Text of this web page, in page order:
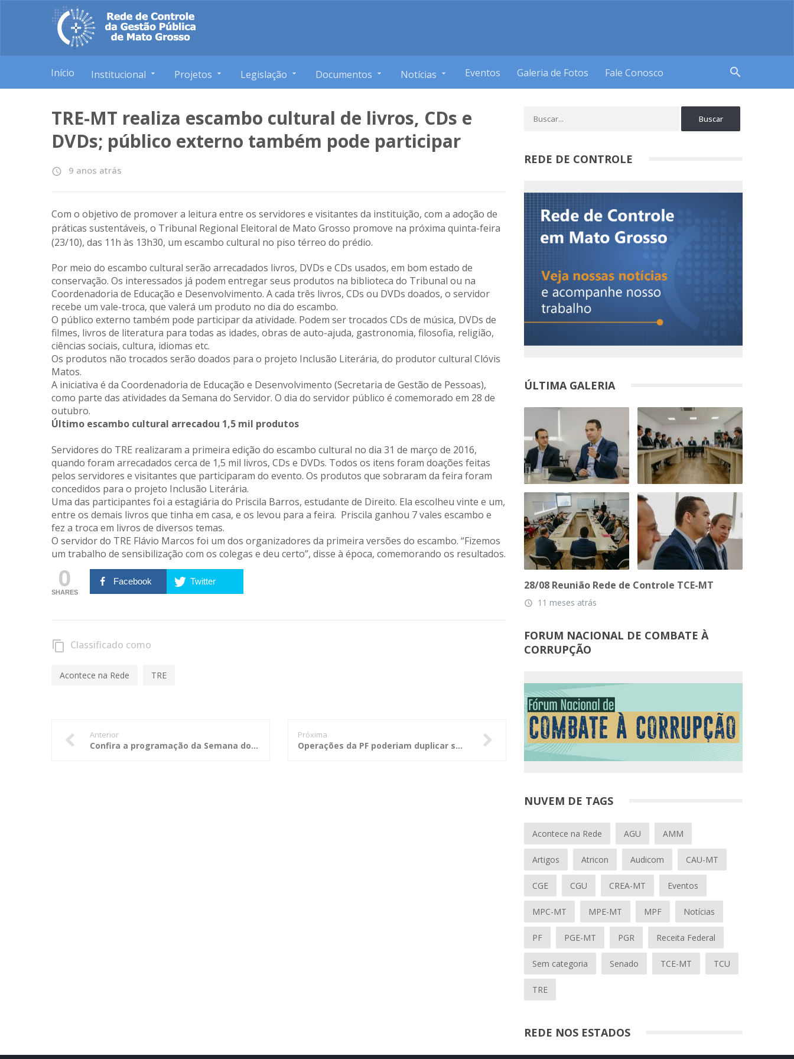
Início Institucional Projetos Legislação Documentos Notícias Eventos Galeria de Fotos Fale Conosco search
TRE-MT realiza escambo cultural de livros, CDs e
DVDs; público externo também pode participar
access_time 9 anos atrás
Com o objetivo de promover a leitura entre os servidores e visitantes da instituição, com a adoção de
práticas sustentáveis, o Tribunal Regional Eleitoral de Mato Grosso promove na próxima quinta-feira
(23/10), das 11h às 13h30, um escambo cultural no piso térreo do prédio.
Por meio do escambo cultural serão arrecadados livros, DVDs e CDs usados, em bom estado de
conservação. Os interessados já podem entregar seus produtos na biblioteca do Tribunal ou na
Coordenadoria de Educação e Desenvolvimento. A cada três livros, CDs ou DVDs doados, o servidor
recebe um vale-troca, que valerá um produto no dia do escambo.
O público externo também pode participar da atividade. Podem ser trocados CDs de música, DVDs de
filmes, livros de literatura para todas as idades, obras de auto-ajuda, gastronomia, filosofia, religião,
ciências sociais, cultura, idiomas etc.
Os produtos não trocados serão doados para o projeto Inclusão Literária, do produtor cultural Clóvis
Matos.
A iniciativa é da Coordenadoria de Educação e Desenvolvimento (Secretaria de Gestão de Pessoas),
como parte das atividades da Semana do Servidor. O dia do servidor público é comemorado em 28 de
outubro.
Último escambo cultural arrecadou 1,5 mil produtos
Servidores do TRE realizaram a primeira edição do escambo cultural no dia 31 de março de 2016,
quando foram arrecadados cerca de 1,5 mil livros, CDs e DVDs. Todos os itens foram doações feitas
pelos servidores e visitantes que participaram do evento. Os produtos que sobraram da feira foram
concedidos para o projeto Inclusão Literária.
Uma das participantes foi a estagiária do Priscila Barros, estudante de Direito. Ela escolheu vinte e um,
entre os demais livros que tinha em casa, e os levou para a feira. Priscila ganhou 7 vales escambo e
fez a troca em livros de diversos temas.
O servidor do TRE Flávio Marcos foi um dos organizadores da primeira versões do escambo. “Fizemos
um trabalho de sensibilização com os colegas e deu certo”, disse à época, comemorando os resultados.
0
SHARES
Facebook Twitter
content_copy Classificado como
Acontece na Rede TRE
Anterior
Confira a programação da Semana do Servidor na AGU
Próxima
Operações da PF poderiam duplicar se efetivo fosse maior, diz superintendente
REDE DE CONTROLE
ÚLTIMA GALERIA
28/08 Reunião Rede de Controle TCE-MT
access_time 11 meses atrás
FORUM NACIONAL DE COMBATE À
CORRUPÇÃO
NUVEM DE TAGS
Acontece na Rede AGU AMM
Artigos Atricon Audicom CAU-MT
CGE CGU CREA-MT Eventos
MPC-MT MPE-MT MPF Notícias
PF PGE-MT PGR Receita Federal
Sem categoria Senado TCE-MT TCU
TRE
REDE NOS ESTADOS